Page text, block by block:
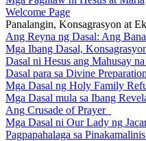
Welcome Page
Panalangin, Konsagrasyon at
Ang Reyna ng Dasal: Ang
Mga Ibang Dasal,
Dasal ni Hesus ang Mahusay
Dasal para sa Divine
Mga Dasal ng Holy Family
Mga Dasal mula sa Ibang
Ang Crusade of Prayer
Mga Dasal ni Our Lady ng
Pagpapahalaga sa